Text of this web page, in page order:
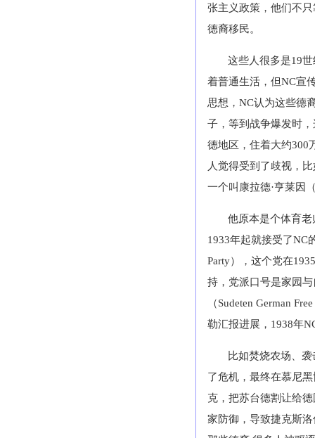
张主义政策，他们不
德裔移民。
这些人很多是19世
着普通生活，但NC宣
思想， NC认为这些德
子，等到战争爆发时
德地区，住着大约300
人觉得受到了歧视，
一个叫康拉德·亨莱因
他原本是个体育
1933年起就接受了NC
Party），这个党在1935
持，党派口号是家园
（Sudeten German
勒汇报进展， 1938年
比如焚烧农场、
了危机，最终在慕尼
克，把苏台德割让给
家防御，导致捷克斯洛